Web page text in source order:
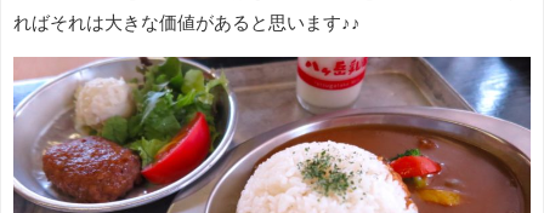
ればそれは大きな価値があると思います♪♪